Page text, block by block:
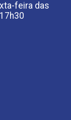
feira das